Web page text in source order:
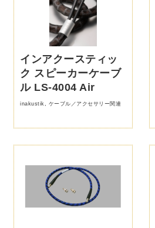
インアクースティッ
ク スピーカーケーブ
ル LS-4004 Air
inakustik, ケーブル／アクセサリー関連